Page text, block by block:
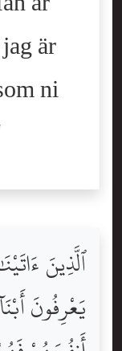
är
ni
ٱلَّذِينَ
يَعْرِفُونَ